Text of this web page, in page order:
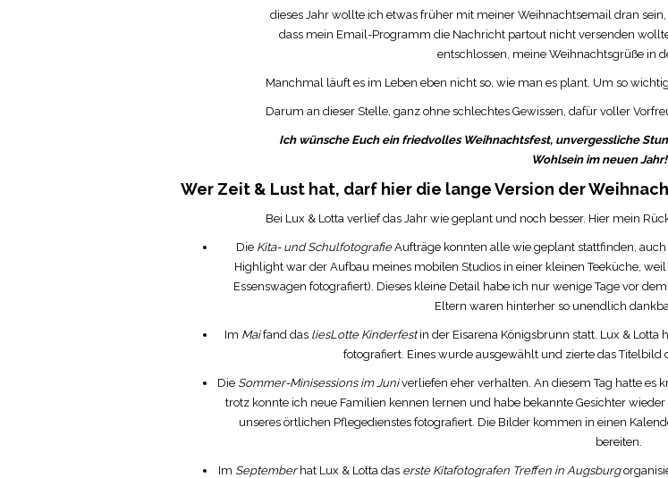
dieses Jahr wollte ich etwas früher mit meiner Weihnachtsemail dran
dass mein Email-Programm die Nachricht partout nicht versenden
entschlossen, meine Weihnachtsgrüße in
Manchmal läuft es im Leben eben nicht so, wie man es plant. Um so
Darum an dieser Stelle, ganz ohne schlechtes Gewissen, dafür voller
Ich wünsche Euch ein friedvolles Weihnachtsfest, unvergessliche
Wohlsein im neuen
Wer Zeit & Lust hat, darf hier die lange Version der
Bei Lux & Lotta verlief das Jahr wie geplant und noch besser. Hier mein
Die Kita- und SchulfotografieAufträge konnten alle wie geplant stattfinden,
Highlight war der Aufbau meines mobilen Studios in einer kleinen Teeküche,
Essenswagen fotografiert). Dieses kleine Detail habe ich nur wenige Tage vor
Eltern waren hinterher so unendlich
Im Maifand das liesLotte Kinderfestin der Eisarena Königsbrunn statt. Lux & Lotta
fotografiert. Eines wurde ausgewählt und zierte das Titelbild
Die Sommer-Minisessions im Juniverliefen eher verhalten. An diesem Tag hatte es
trotz konnte ich neue Familien kennen lernen und habe bekannte Gesichter
unseres örtlichen Pflegedienstes fotografiert. Die Bilder kommen in einen
bereiten.
Im Septemberhat Lux & Lotta das erste Kitafotografen Treffen in Augsburg